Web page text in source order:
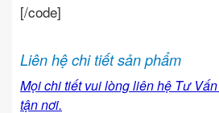
[/code]
Liên hệ chi tiết sản phẩm
Mọi chi tiết vui lòng liên hệ Tư
tận nơi.